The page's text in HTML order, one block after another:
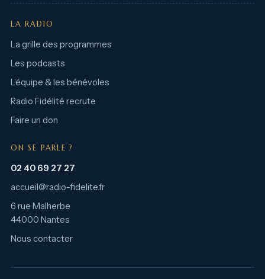
LA RADIO
La grille des programmes
Les podcasts
L’équipe & les bénévoles
Radio Fidélité recrute
Faire un don
ON SE PARLE ?
02 40 69 27 27
accueil@radio-fidelite.fr
6 rue Malherbe
44000 Nantes
Nous contacter